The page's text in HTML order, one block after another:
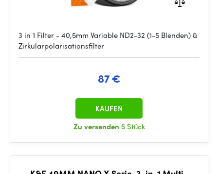
3 in 1 Filter - 40,5mm Variable ND2-32 (1-5 Blenden) &
Zirkularpolarisationsfilter
87 €
Zu versenden 5 Stück
KAUFEN